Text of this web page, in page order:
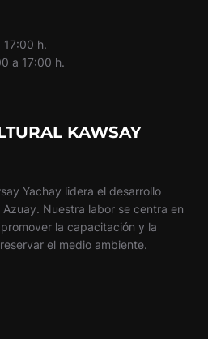
17:00 h.
a 17:00 h.
KAWSAY
Yachay lidera el desarrollo
Nuestra labor se centra en
la capacitación y la
el medio ambiente.